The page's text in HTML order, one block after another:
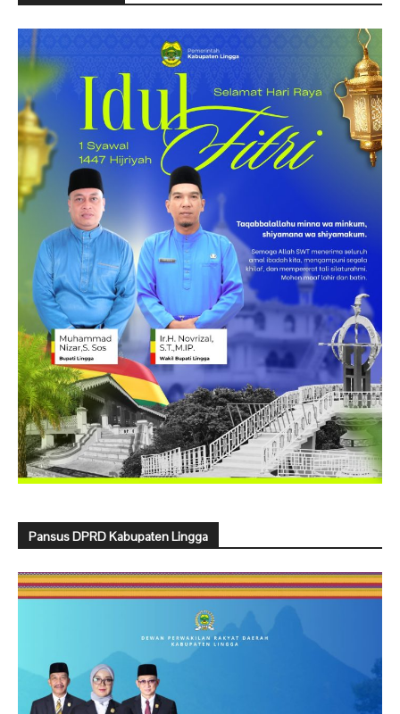
Pansus DPRD Kabupaten Lingga